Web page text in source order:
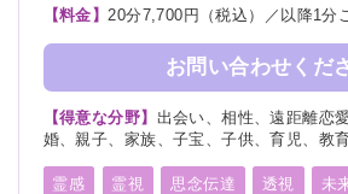
【料金】20分7,700円（税込）／以降1分
お問い合わせくだ
【得意な分野】 出会い、相性、遠距離恋
婚、親子、家族、子宝、子供、育児、教
談、健康、金運、引越し、開運、故人、
霊感 霊視 思念伝達 透視 未